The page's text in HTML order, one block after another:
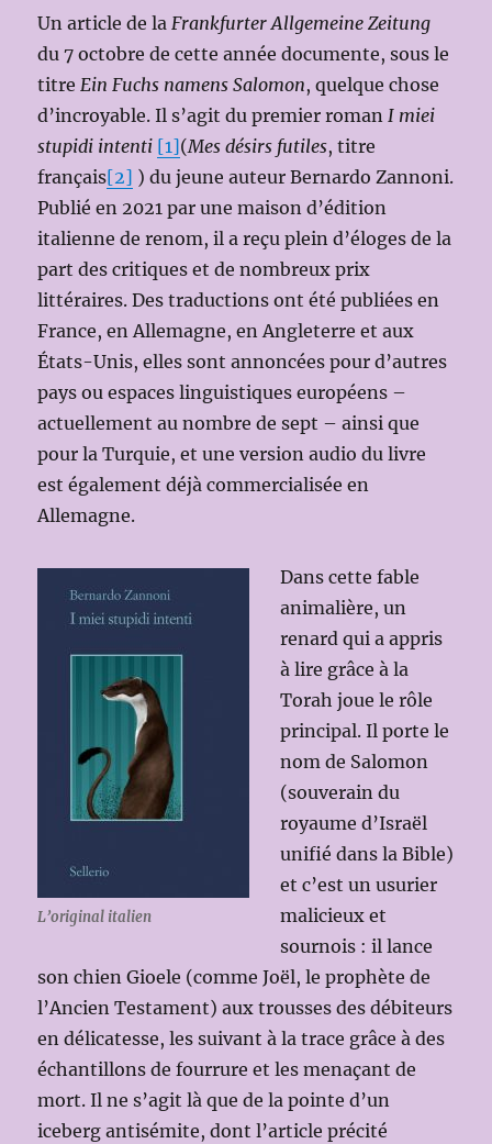
Un article de laFrankfurter Allgemeine Zeitung
du 7 octobre de cette année documente, sous le
titreEin Fuchs namens Salomon, quelque chose
d’incroyable. Il s’agit du premier roman I miei
stupidi intenti [1](Mes désirs futiles, titre
français[2] ) du jeune auteur Bernardo Zannoni.
Publié en 2021 par une maison d’édition
italienne de renom, il a reçu plein d’éloges de la
part des critiques et de nombreux prix
littéraires. Des traductions ont été publiées en
France, en Allemagne, en Angleterre et aux
États-Unis, elles sont annoncées pour d’autres
pays ou espaces linguistiques européens –
actuellement au nombre de sept – ainsi que
pour la Turquie, et une version audio du livre
est également déjà commercialisée en
Allemagne.
L’original italien
Dans cette fable
animalière, un
renard qui a appris
à lire grâce à la
Torah joue le rôle
principal. Il porte le
nom de Salomon
(souverain du
royaume d’Israël
unifié dans la Bible)
et c’est un usurier
malicieux et
sournois : il lance
son chien Gioele (comme Joël, le prophète de
l’Ancien Testament) aux trousses des débiteurs
en délicatesse, les suivant à la trace grâce à des
échantillons de fourrure et les menaçant de
mort. Il ne s’agit là que de la pointe d’un
iceberg antisémite, dont l’article précité